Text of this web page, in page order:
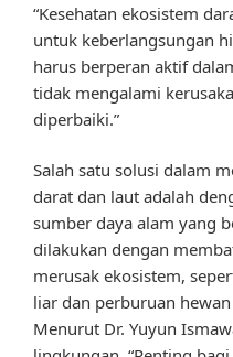
“Kesehatan ekosistem
untuk keberlangsungan
harus berperan aktif
tidak mengalami
diperbaiki.”
Salah satu solusi dalam
darat dan laut adalah
sumber daya alam yang
dilakukan dengan
merusak ekosistem,
liar dan perburuan
Menurut Dr. Yuyun